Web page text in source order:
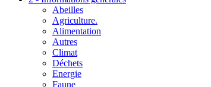
Abeilles
Agriculture.
Alimentation
Autres
Climat
Déchets
Energie
Faune